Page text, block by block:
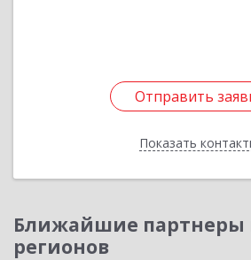
Отправить
Показать
Отправить
Назад
Ближайшие партнеры
регионов